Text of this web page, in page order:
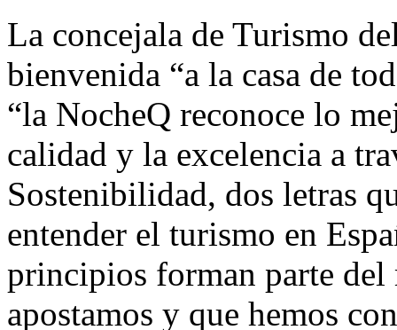
La concejala de Turismo
bienvenida “a la casa de
“la NocheQ reconoce lo
calidad y la excelencia a
Sostenibilidad, dos letras
entender el turismo en
principios forman parte
apostamos y que hemos